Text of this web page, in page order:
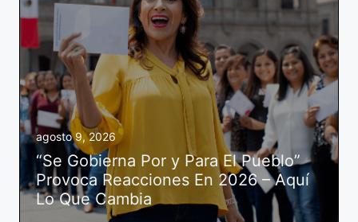
agosto 9, 2026
“Se Gobierna Por y Para El Pueblo”
Provoca Reacciones En 2026 – Aquí
Lo Que Cambia